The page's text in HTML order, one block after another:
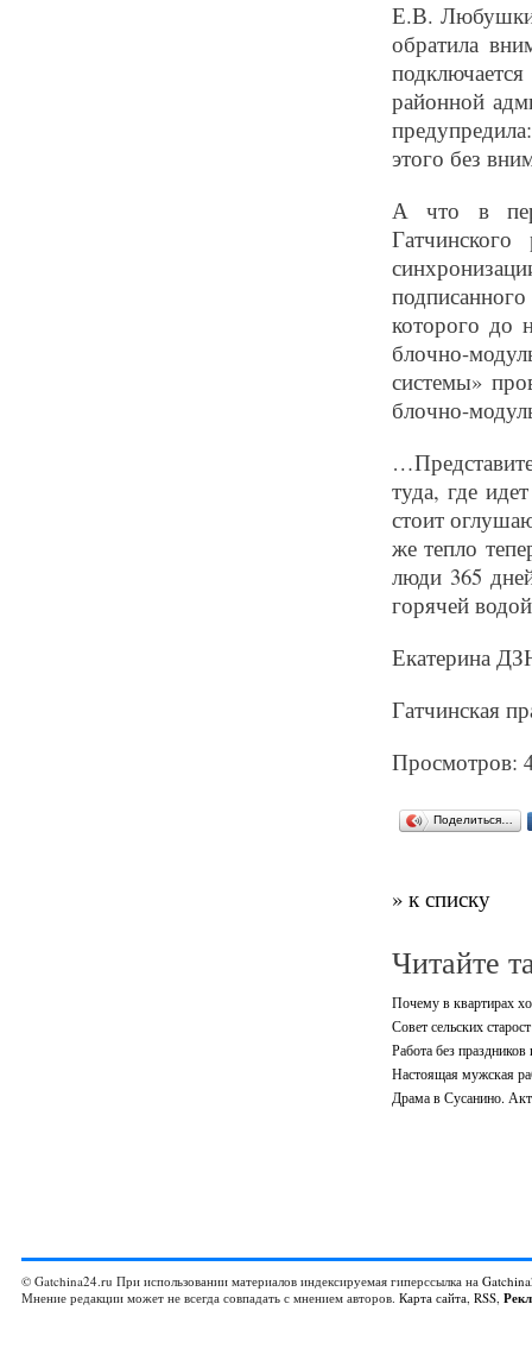
Е.В.
обратила
районной
этого без
А что в
которого до
блочно-
системы»
блочно-
туда, где
стоит
же тепло
люди 365
горячей
Екатерина
Гатчинская
Просмотров:
Поделиться…
» к списку
Читайте
Почему в квартирах
Совет сельских
Работа без
Настоящая мужская
Драма в Сусанино.
© Gatchina24.ru При использовании материалов индексируемая гиперссылка на
Мнение редакции может не всегда совпадать с мнением авторов. Карта сайта, RSS,